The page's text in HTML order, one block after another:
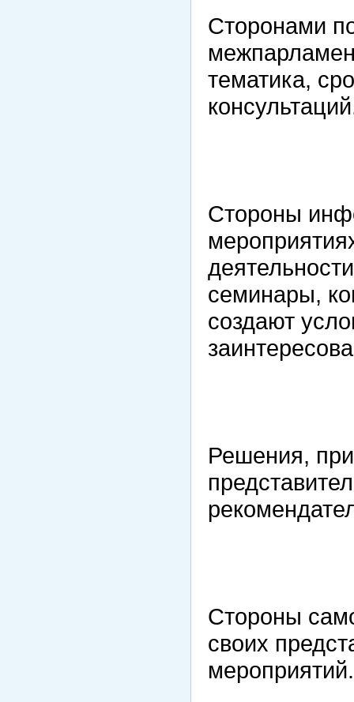
Сторонами
тематика,
Стороны
семинары,
создают
Решения,
Стороны
своих
мероприятий.